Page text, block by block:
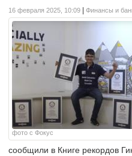
16 февраля 2025, 10:09 Финансы и
фото с Фокус
сообщили в Книге рекордов